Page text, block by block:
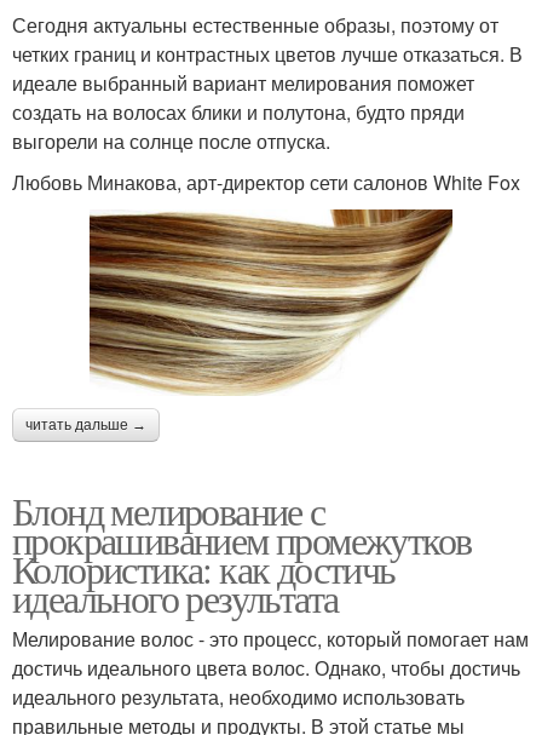
Сегодня актуальны естественные образы, поэтому от
четких границ и контрастных цветов лучше отказаться. В
идеале выбранный вариант мелирования поможет
создать на волосах блики и полутона, будто пряди
выгорели на солнце после отпуска.
Любовь Минакова, арт-директор сети салонов White Fox
читать дальше →
Блонд мелирование с
прокрашиванием промежутков
Колористика: как достичь
идеального результата
Мелирование волос - это процесс, который помогает нам
достичь идеального цвета волос. Однако, чтобы достичь
идеального результата, необходимо использовать
правильные методы и продукты. В этой статье мы